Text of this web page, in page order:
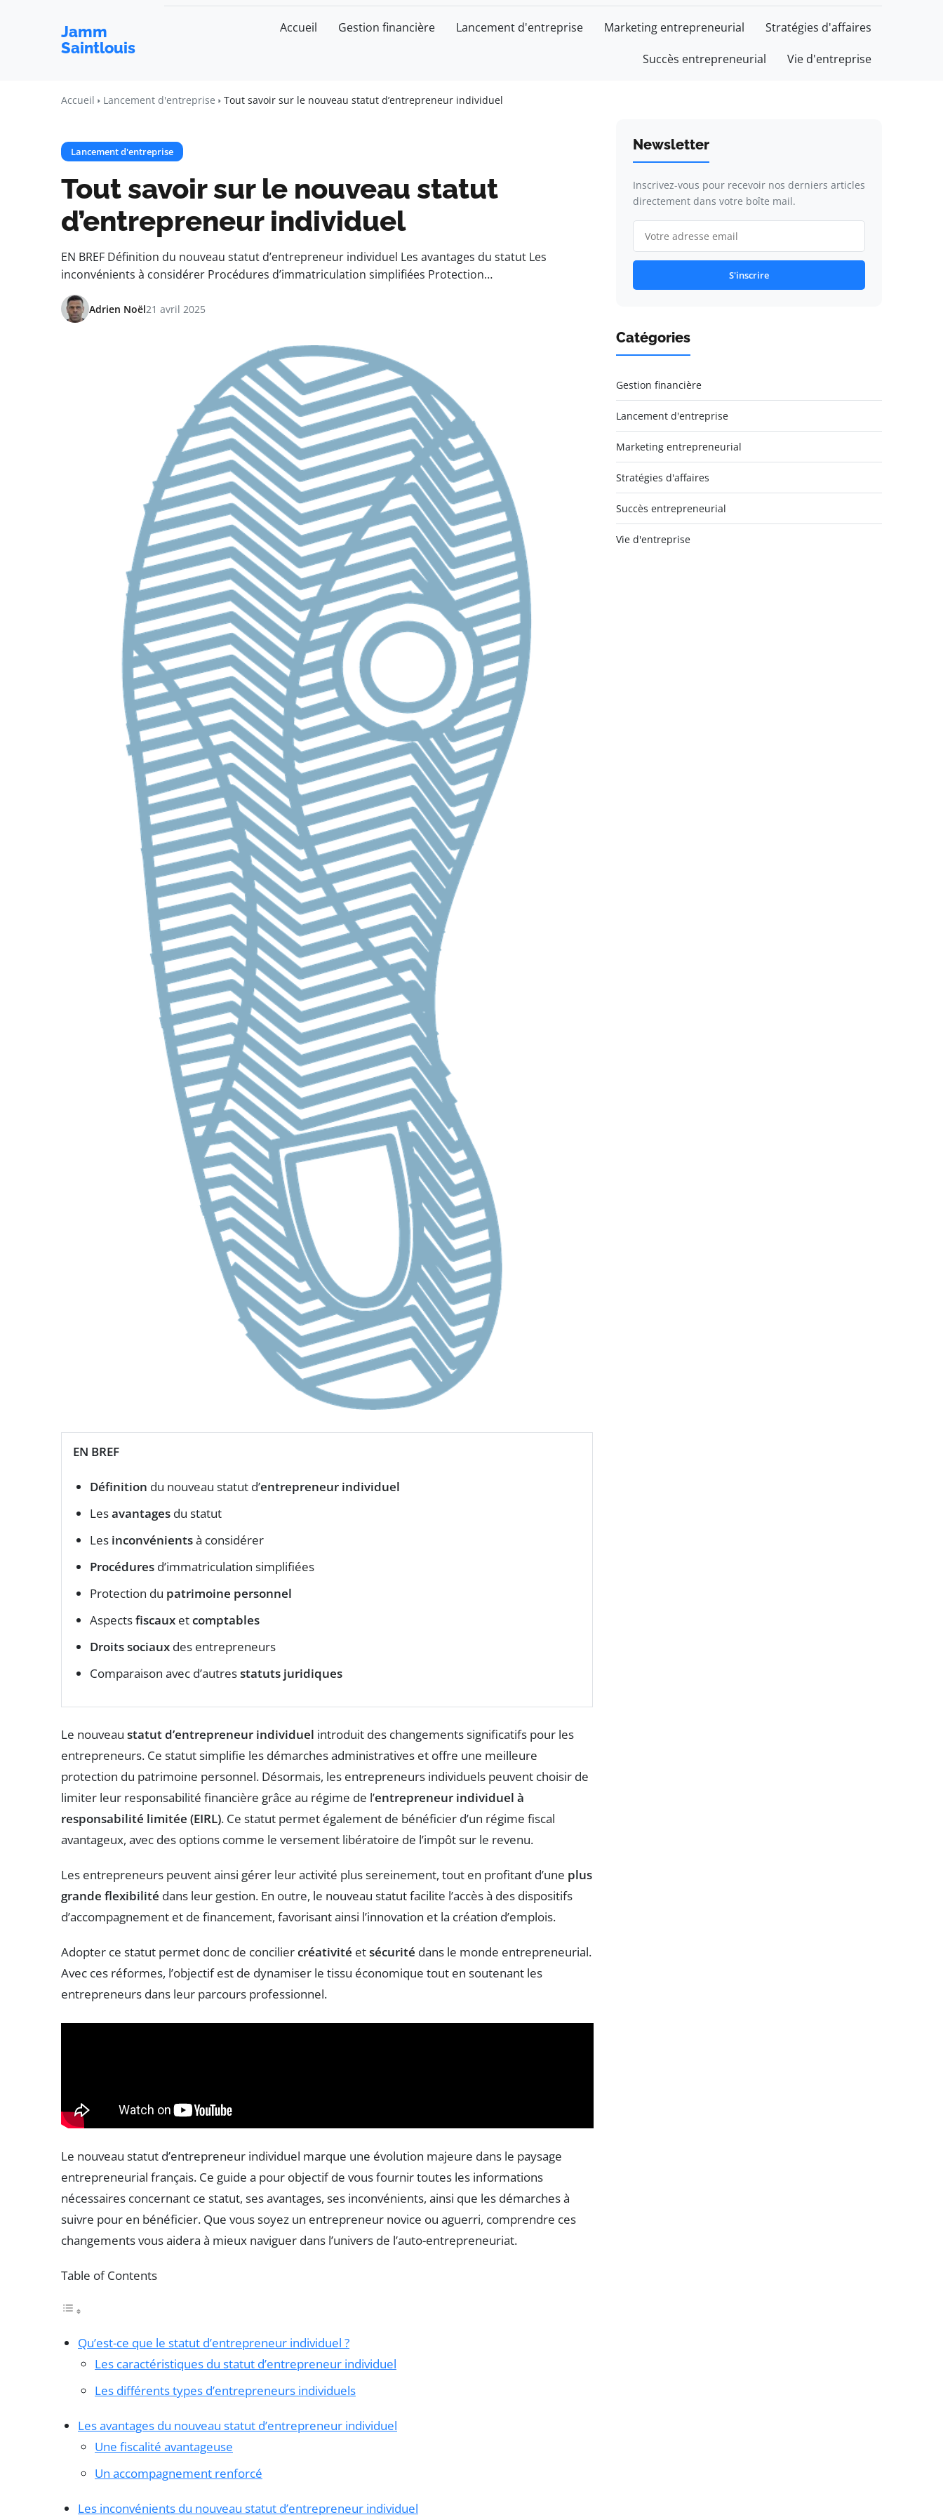
Jamm
Saintlouis
Accueil Gestion financière Lancement d'entreprise Marketing entrepreneurial Stratégies d'affaires
Succès entrepreneurial Vie d'entreprise
Accueil Lancement d'entreprise Tout savoir sur le nouveau statut d’entrepreneur individuel
Lancement d'entreprise
Tout savoir sur le nouveau statut
d’entrepreneur individuel
EN BREF Définition du nouveau statut d’entrepreneur individuel Les avantages du statut Les
inconvénients à considérer Procédures d’immatriculation simplifiées Protection…
Adrien Noël21 avril 2025
EN BREF
Définition du nouveau statut d’entrepreneur individuel
Lesavantages du statut
Les inconvénientsà considérer
Procédures d’immatriculation simplifiées
Protection du patrimoine personnel
Aspectsfiscaux etcomptables
Droits sociaux des entrepreneurs
Comparaison avec d’autresstatuts juridiques
Le nouveau statut d’entrepreneur individuel introduit des changements significatifs pour les
entrepreneurs. Ce statut simplifie les démarches administratives et offre une meilleure
protection du patrimoine personnel. Désormais, les entrepreneurs individuels peuvent choisir de
limiter leur responsabilité financière grâce au régime de l’entrepreneur individuel à
responsabilité limitée (EIRL). Ce statut permet également de bénéficier d’un régime fiscal
avantageux, avec des options comme le versement libératoire de l’impôt sur le revenu.
Les entrepreneurs peuvent ainsi gérer leur activité plus sereinement, tout en profitant d’une plus
grande flexibilité dans leur gestion. En outre, le nouveau statut facilite l’accès à des dispositifs
d’accompagnement et de financement, favorisant ainsi l’innovation et la création d’emplois.
Adopter ce statut permet donc de conciliercréativité etsécurité dans le monde entrepreneurial.
Avec ces réformes, l’objectif est de dynamiser le tissu économique tout en soutenant les
entrepreneurs dans leur parcours professionnel.
Le nouveau statut d’entrepreneur individuel marque une évolution majeure dans le paysage
entrepreneurial français. Ce guide a pour objectif de vous fournir toutes les informations
nécessaires concernant ce statut, ses avantages, ses inconvénients, ainsi que les démarches à
suivre pour en bénéficier. Que vous soyez un entrepreneur novice ou aguerri, comprendre ces
changements vous aidera à mieux naviguer dans l’univers de l’auto-entrepreneuriat.
Table of Contents
Qu’est-ce que le statut d’entrepreneur individuel ?
Les caractéristiques du statut d’entrepreneur individuel
Les différents types d’entrepreneurs individuels
Les avantages du nouveau statut d’entrepreneur individuel
Une fiscalité avantageuse
Un accompagnement renforcé
Les inconvénients du nouveau statut d’entrepreneur individuel
Newsletter
Inscrivez-vous pour recevoir nos derniers articles
directement dans votre boîte mail.
S'inscrire
Catégories
Gestion financière
Lancement d'entreprise
Marketing entrepreneurial
Stratégies d'affaires
Succès entrepreneurial
Vie d'entreprise